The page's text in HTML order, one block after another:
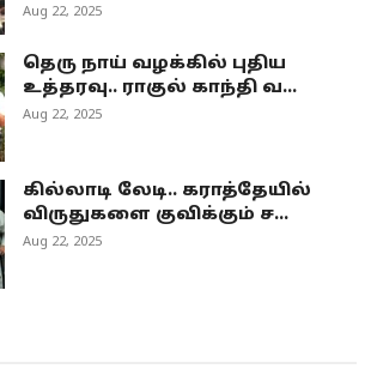
Aug 22, 2025
தெரு நாய் வழக்கில் புதிய
உத்தரவு.. ராகுல் காந்தி வ...
Aug 22, 2025
கில்லாடி லேடி.. கராத்தேயில்
விருதுகளை குவிக்கும் ச...
Aug 22, 2025